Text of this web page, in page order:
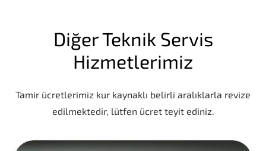
Diğer Teknik Servis
Hizmetlerimiz
Tamir ücretlerimiz kur kaynaklı belirli aralıklarla revize
edilmektedir, lütfen ücret teyit ediniz.